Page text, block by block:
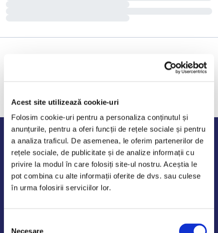
Acest site utilizează cookie-uri
Folosim cookie-uri pentru a personaliza conținutul și
anunțurile, pentru a oferi funcții de rețele sociale și pentru
a analiza traficul. De asemenea, le oferim partenerilor de
rețele sociale, de publicitate și de analize informații cu
privire la modul în care folosiți site-ul nostru. Aceștia le
pot combina cu alte informații oferite de dvs. sau culese
în urma folosirii serviciilor lor.
Necesare
Program de lucru
Luni - Vineri: 09:00-18:00
Sambata - Duminica: 10:00-14:00